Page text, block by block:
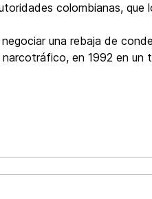
colombianas, que
una rebaja de
en 1992 en un